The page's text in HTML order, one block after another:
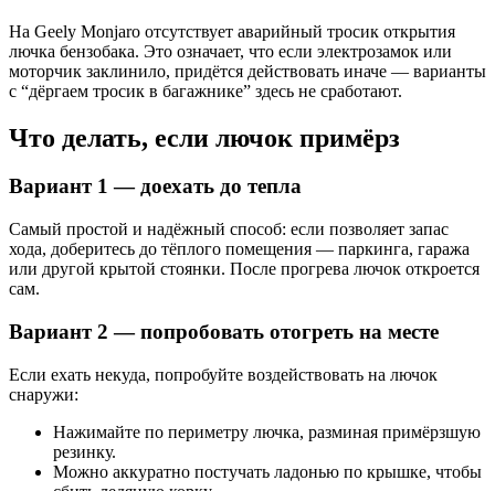
На Geely Monjaro отсутствует аварийный тросик открытия
лючка бензобака. Это означает, что если электрозамок или
моторчик заклинило, придётся действовать иначе — варианты
с “дёргаем тросик в багажнике” здесь не сработают.
Что делать, если лючок примёрз
Вариант 1 — доехать до тепла
Самый простой и надёжный способ: если позволяет запас
хода, доберитесь до тёплого помещения — паркинга, гаража
или другой крытой стоянки. После прогрева лючок откроется
сам.
Вариант 2 — попробовать отогреть на месте
Если ехать некуда, попробуйте воздействовать на лючок
снаружи:
Нажимайте по периметру лючка, разминая примёрзшую
резинку.
Можно аккуратно постучать ладонью по крышке, чтобы